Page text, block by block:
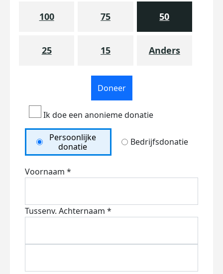
100 75 50
25 15 Anders
Doneer
Ik doe een anonieme donatie
Persoonlijke
donatie
Bedrijfsdonatie
Voornaam *
Tussenv. Achternaam *